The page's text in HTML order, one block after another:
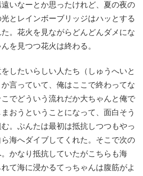
いなーとか思ったけれど、夏の夜の
とレインボーブリッジはハッとする
。花火を見ながらどんどんダメにな
を見つつ花火は終わる。
したいらしい人たち（しゅうへいと
言っていて、俺はここで終わってな
でどういう流れだか大ちゃんと俺で
おうということになって、面白そう
。ぷんたは最初は抵抗しつつもやっ
海へダイブしてくれた。そこで次の
かなり抵抗していたがこちらも海
て海に浸かるてっちゃんは腹筋がよ